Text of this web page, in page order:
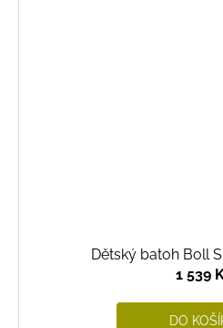
Dětský batoh Boll
1 539
DO